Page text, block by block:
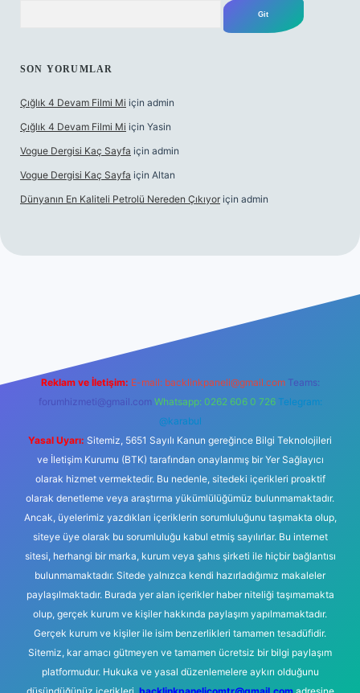
SON YORUMLAR
Çığlık 4 Devam Filmi Mi için admin
Çığlık 4 Devam Filmi Mi için Yasin
Vogue Dergisi Kaç Sayfa için admin
Vogue Dergisi Kaç Sayfa için Altan
Dünyanın En Kaliteli Petrolü Nereden Çıkıyor için admin
Reklam ve İletişim: E-mail: backlinkpaneli@gmail.com Teams:
forumhizmeti@gmail.com Whatsapp: 0262 606 0 726 Telegram:
@karabul
Yasal Uyarı: Sitemiz, 5651 Sayılı Kanun gereğince Bilgi Teknolojileri
ve İletişim Kurumu (BTK) tarafından onaylanmış bir Yer Sağlayıcı
olarak hizmet vermektedir. Bu nedenle, sitedeki içerikleri proaktif
olarak denetleme veya araştırma yükümlülüğümüz bulunmamaktadır.
Ancak, üyelerimiz yazdıkları içeriklerin sorumluluğunu taşımakta olup,
siteye üye olarak bu sorumluluğu kabul etmiş sayılırlar. Bu internet
sitesi, herhangi bir marka, kurum veya şahıs şirketi ile hiçbir bağlantısı
bulunmamaktadır. Sitede yalnızca kendi hazırladığımız makaleler
paylaşılmaktadır. Burada yer alan içerikler haber niteliği taşımamakta
olup, gerçek kurum ve kişiler hakkında paylaşım yapılmamaktadır.
Gerçek kurum ve kişiler ile isim benzerlikleri tamamen tesadüfidir.
Sitemiz, kar amacı gütmeyen ve tamamen ücretsiz bir bilgi paylaşım
platformudur. Hukuka ve yasal düzenlemelere aykırı olduğunu